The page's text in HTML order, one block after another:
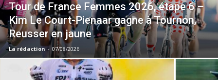
Tour de France Femmes 2026, étape 6 –
Kim Le Court-Pienaar gagne à Tournon,
Reusser en jaune
La rédaction - 07/08/2026